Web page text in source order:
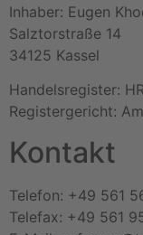
Inhaber: Eugen
Salztorstraße 14
34125 Kassel
Handelsregister:
Registergericht:
Kontakt
Telefon: +49 561
Telefax: +49 561